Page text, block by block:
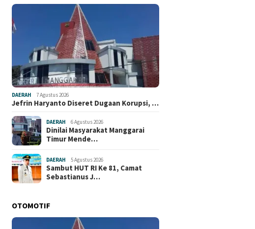
DAERAH 7 Agustus 2026
Jefrin Haryanto Diseret Dugaan Korupsi, …
DAERAH 6 Agustus 2026
Dinilai Masyarakat Manggarai
Timur Mende…
DAERAH 5 Agustus 2026
Sambut HUT RI Ke 81, Camat
Sebastianus J…
OTOMOTIF